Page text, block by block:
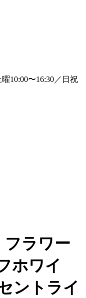
10:00〜16:30／日祝
ラワー
ワイ
ントライ